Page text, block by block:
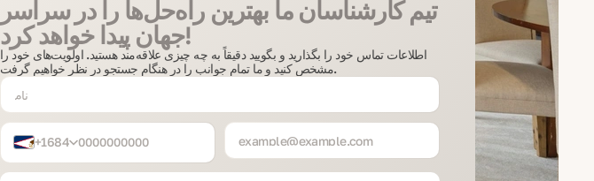
تیم کارشناسان ما بهترین راه‌حل‌ها را در سراسر
جهان پیدا خواهد کرد!
اطلاعات تماس خود را بگذارید و بگویید دقیقاً به چه چیزی علاقه‌مند هستید. اولویت‌های خود را
مشخص کنید و ما تمام جوانب را در هنگام جستجو در نظر خواهیم گرفت.
+1684